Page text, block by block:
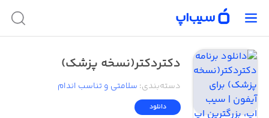
دکتردکتر(نسخه پزشک)
دسته‌بندی: سلامتی و تناسب اندام
دانلود